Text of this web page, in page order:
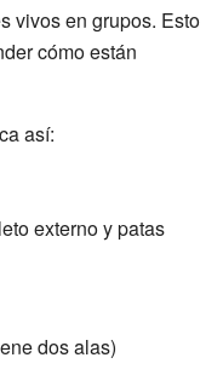
vivos en grupos. Esto
cómo están
así:
externo y patas
dos alas)